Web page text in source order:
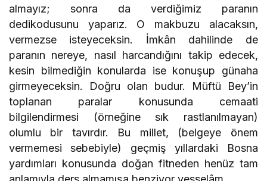
almayız; sonra da verdiğimiz paranın
dedikodusunu yaparız. O makbuzu alacaksın,
vermezse isteyeceksin. İmkân dahilinde de
paranın nereye, nasıl harcandığını takip edecek,
kesin bilmediğin konularda ise konuşup günaha
girmeyeceksin. Doğru olan budur. Müftü Bey’in
toplanan paralar konusunda cemaati
bilgilendirmesi (örneğine sık rastlanılmayan)
olumlu bir tavırdır. Bu millet, (belgeye önem
vermemesi sebebiyle) geçmiş yıllardaki Bosna
yardımları konusunda doğan fitneden henüz tam